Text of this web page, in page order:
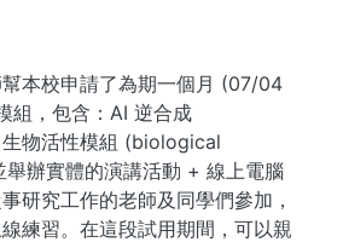
本校申請了為期一個月 (07/04
組，包含：AI 逆合成
物活性模組 (biological
辦實體的演講活動 + 線上電腦
研究工作的老師及同學們參加，
練習。在這段試用期間，可以親